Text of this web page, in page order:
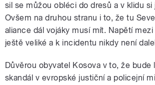
sil se můžou obléci do dresů a v klidu si
Ovšem na druhou stranu i to, že tu
aliance dál vojáky musí mít. Napětí mezi
ještě veliké a k incidentu nikdy není
Důvěrou obyvatel Kosova v to, že bude
skandál v evropské justiční a policejní